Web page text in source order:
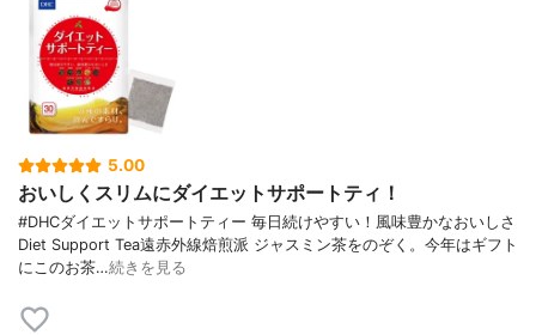
5.00
おいしくスリムにダイエットサポートティ！
#DHCダイエットサポートティー 毎日続けやすい！風味豊かなおいしさ
Diet Support Tea遠赤外線焙煎派 ジャスミン茶をのぞく。今年はギフト
にこのお茶…続きを見る